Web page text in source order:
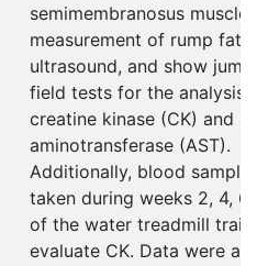
semimembranosus
measurement of rump fat
ultrasound, and show
field tests for the analysis
creatine kinase (CK) and
aminotransferase (AST).
Additionally, blood
taken during weeks 2, 4, 6
of the water treadmill
evaluate CK. Data were